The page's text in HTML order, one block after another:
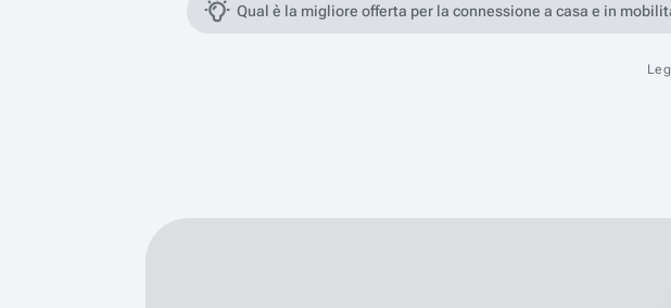
Qual è la migliore offerta per la connessione a casa e in